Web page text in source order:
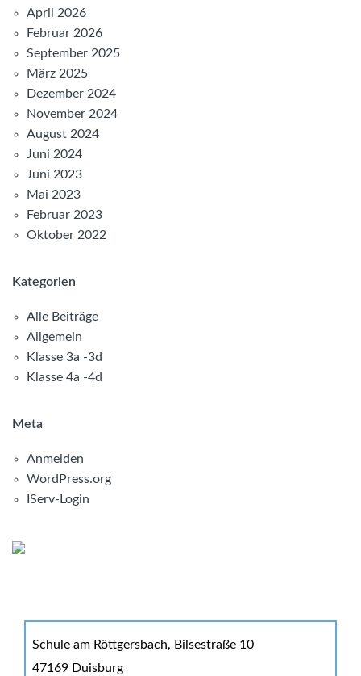
April 2026
Februar 2026
September 2025
März 2025
Dezember 2024
November 2024
August 2024
Juni 2024
Juni 2023
Mai 2023
Februar 2023
Oktober 2022
Kategorien
Alle Beiträge
Allgemein
Klasse 3a -3d
Klasse 4a -4d
Meta
Anmelden
WordPress.org
IServ-Login
Schule am Röttgersbach, Bilsestraße 10
47169 Duisburg